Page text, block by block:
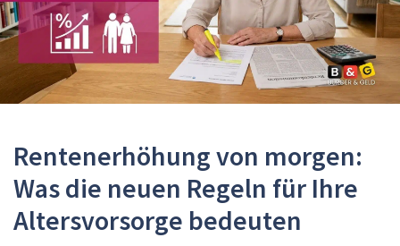
Rentenerhöhung von morgen:
Was die neuen Regeln für Ihre
Altersvorsorge bedeuten